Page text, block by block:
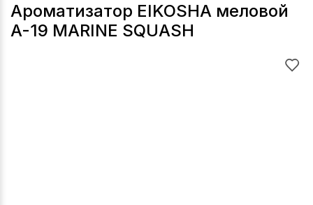
Ароматизатор EIKOSHA меловой
A-19 MARINE SQUASH